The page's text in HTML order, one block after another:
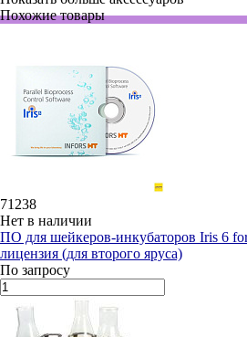
Похожие товары
71238
Нет в наличии
ПО для шейкеров-инкубаторов Iris 6
лицензия (для второго яруса)
По запросу